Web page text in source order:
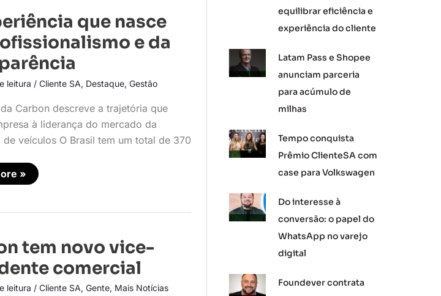
que nasce
e da
leitura / Cliente SA, Destaque, Gestão
Carbon descreve a trajetória que
à liderança do mercado da
de veículos O Brasil tem um total de 370
»
tem novo vice-
comercial
leitura / Cliente SA, Gente, Mais Notícias
equilibrar eficiência e
experiência do cliente
Latam Pass e Shopee
anunciam parceria
para acúmulo de
milhas
Tempo conquista
Prêmio ClienteSA com
case para Volkswagen
Do interesse à
conversão: o papel do
WhatsApp no varejo
digital
Foundever contrata